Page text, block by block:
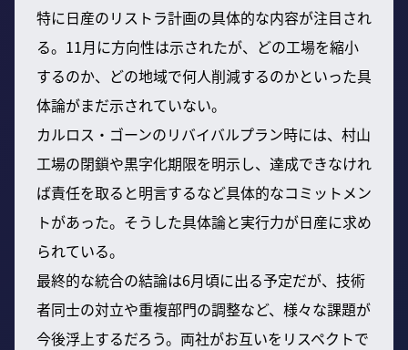
特に日産のリストラ計画の具体的な内容が注目され
る。11月に方向性は示されたが、どの工場を縮小
するのか、どの地域で何人削減するのかといった具
体論がまだ示されていない。
カルロス・ゴーンのリバイバルプラン時には、村山
工場の閉鎖や黒字化期限を明示し、達成できなけれ
ば責任を取ると明言するなど具体的なコミットメン
トがあった。そうした具体論と実行力が日産に求め
られている。
最終的な統合の結論は6月頃に出る予定だが、技術
者同士の対立や重複部門の調整など、様々な課題が
今後浮上するだろう。両社がお互いをリスペクトで